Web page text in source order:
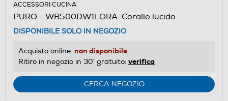
ACCESSORI CUCINA
PURO - WB500DW1LORA-Corallo lucido
DISPONIBILE SOLO IN NEGOZIO
Acquisto online: non disponibile
Ritiro in negozio in 30' gratuito: verifica
CERCA NEGOZIO